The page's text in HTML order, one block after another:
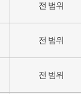
전 범위
전 범위
전 범위